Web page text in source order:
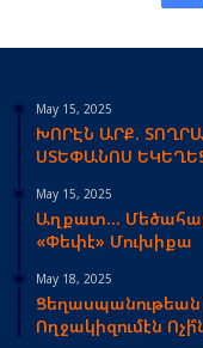
May 15, 2025
ԽՈՐԷՆ ԱՐՔ.
ՍՏԵՓԱՆՈՍ
May 15, 2025
Աղքատ…
«Փեփէ» Մուխիքա
May 18, 2025
Ողջակիզումէն